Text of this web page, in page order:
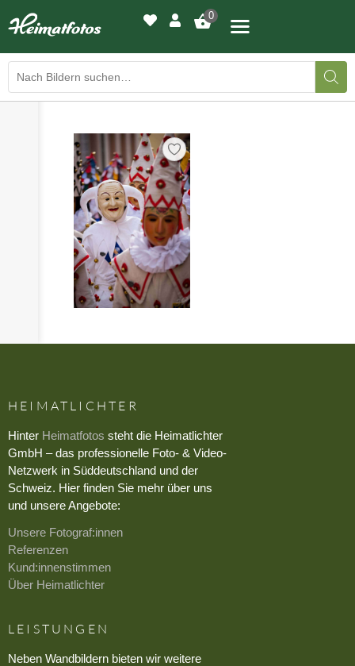
0
BILDERGALERIE
DRUCKQUALITÄTEN
LED-LEUCHTBILDER
WIR DRUCKEN IHR BILD
AUSSTELLUNGEN
HEIMATLICHTER
KONTAKT
HEIMATLICHTER
Hinter Heimatfotos steht die Heimatlichter
GmbH – das professionelle Foto- & Video-
Netzwerk in Süddeutschland und der
Schweiz. Hier finden Sie mehr über uns
und unsere Angebote:
Unsere Fotograf:innen
Referenzen
Kund:innenstimmen
Über Heimatlichter
LEISTUNGEN
Neben Wandbildern bieten wir weitere